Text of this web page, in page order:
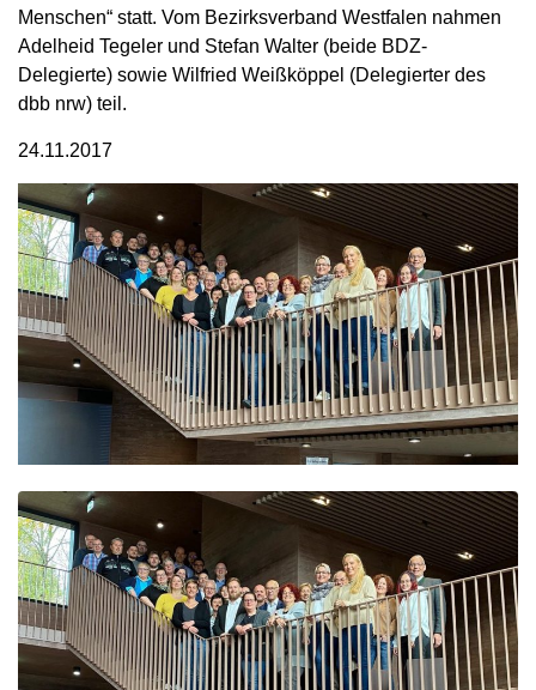
Menschen“ statt. Vom Bezirksverband Westfalen nahmen
Adelheid Tegeler und Stefan Walter (beide BDZ-
Delegierte) sowie Wilfried Weißköppel (Delegierter des
dbb nrw) teil.
24.11.2017